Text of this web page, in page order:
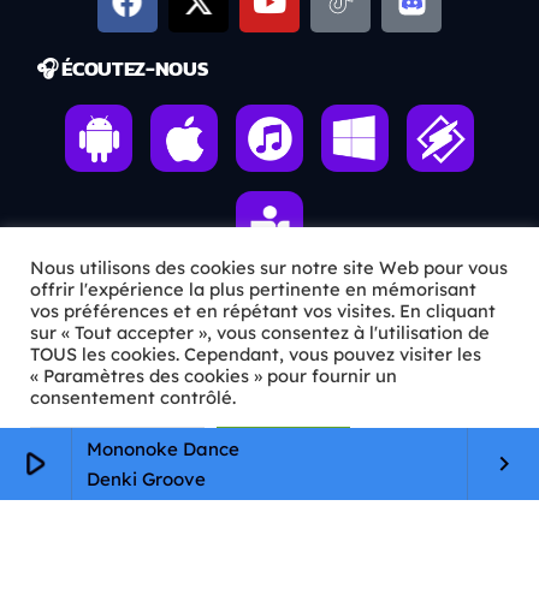
play_arrow
Mononoke Dance
Denki Groove
keyboard_arrow_right
🎧 ÉCOUTEZ-NOUS
ℹ️ INFOS PRATIQUES
✉️Contact
🦊Qui sommes-nous ?
📄
Mentions légales
Nous utilisons des cookies sur notre site Web pour vous
offrir l'expérience la plus pertinente en mémorisant
vos préférences et en répétant vos visites. En cliquant
sur « Tout accepter », vous consentez à l'utilisation de
TOUS les cookies. Cependant, vous pouvez visiter les
« Paramètres des cookies » pour fournir un
consentement contrôlé.
Paramètres Cookie Tout accepter